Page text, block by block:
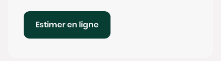
Estimer en ligne